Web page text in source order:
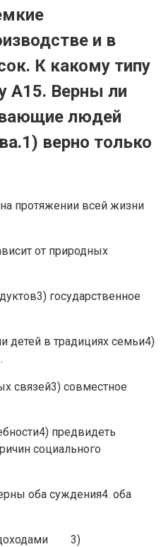
и в
К какому типу
А15. Верны ли
людей
верно только
протяжении всей жизни
от природных
государственное
в традициях семьи4)
связей3) совместное
предвидеть
социального
оба суждения4. оба
доходами 3)